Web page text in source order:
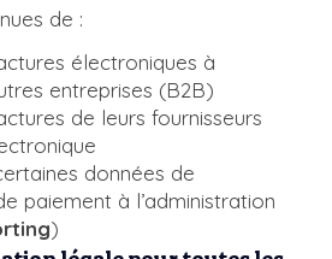
de :
électroniques à
entreprises (B2B)
de leurs fournisseurs
données de
paiement à l’administration
)